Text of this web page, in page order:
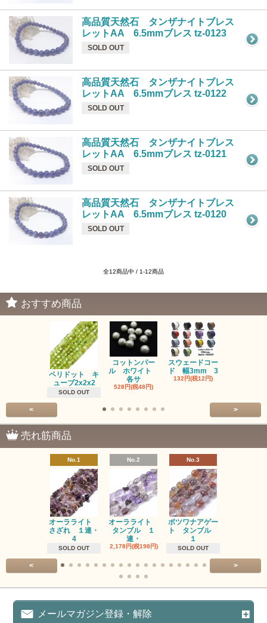
高品質天然石 タンザナイトブレス
レットAA 6.5mmブレス tz-0123
SOLD OUT
高品質天然石 タンザナイトブレス
レットAA 6.5mmブレス tz-0122
SOLD OUT
高品質天然石 タンザナイトブレス
レットAA 6.5mmブレス tz-0121
SOLD OUT
高品質天然石 タンザナイトブレス
レットAA 6.5mmブレス tz-0120
SOLD OUT
全12商品中 / 1-12商品
おすすめ商品
ペリドット キ
ューブ2x2x2
SOLD OUT
コットンパー
ル ホワイト
各サ
528円(税48円)
スウェードコー
ド 幅3mm 3
132円(税12円)
< >
売れ筋商品
No.1
オーラライト
さざれ １連・
4
SOLD OUT
No.2
オーラライト
タンブル １
連・
2,178円(税198円)
No.3
ボツワナアゲー
ト タンブル
１
SOLD OUT
< >
メールマガジン登録・解除